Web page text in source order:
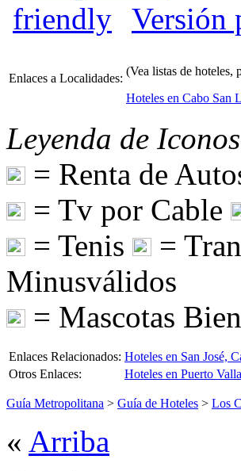
Versión
Enlaces a Localidades:
(Vea listas de hoteles,
Hoteles en Cabo San
Leyenda de
= Renta de
= Tv por Cable
= Tenis
=
Minusválidos
= Mascotas
Enlaces Relacionados: Hoteles en San José,
Otros Enlaces:
Hoteles en Puerto
Guía Metropolitana > Guía de Hoteles > Los
« Arriba